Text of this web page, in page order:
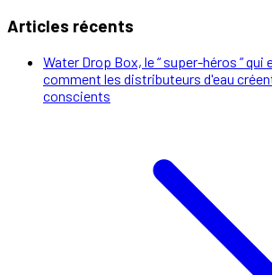
Articles récents
Water Drop Box, le “ super-héros ” qui
comment les distributeurs d'eau
conscients